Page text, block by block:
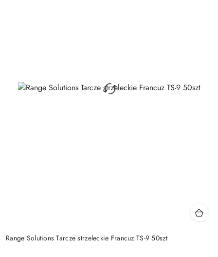
Range Solutions Tarcze strzeleckie Francuz TS-9 50szt